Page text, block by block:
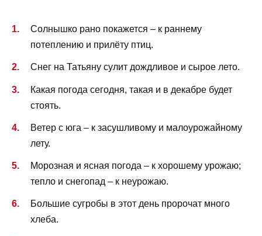
Солнышко рано покажется – к раннему
потеплению и прилёту птиц.
Снег на Татьяну сулит дождливое и сырое лето.
Какая погода сегодня, такая и в декабре будет
стоять.
Ветер с юга – к засушливому и малоурожайному
лету.
Морозная и ясная погода – к хорошему урожаю;
тепло и снегопад – к неурожаю.
Большие сугробы в этот день пророчат много
хлеба.